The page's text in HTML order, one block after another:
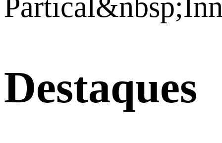
Destaques